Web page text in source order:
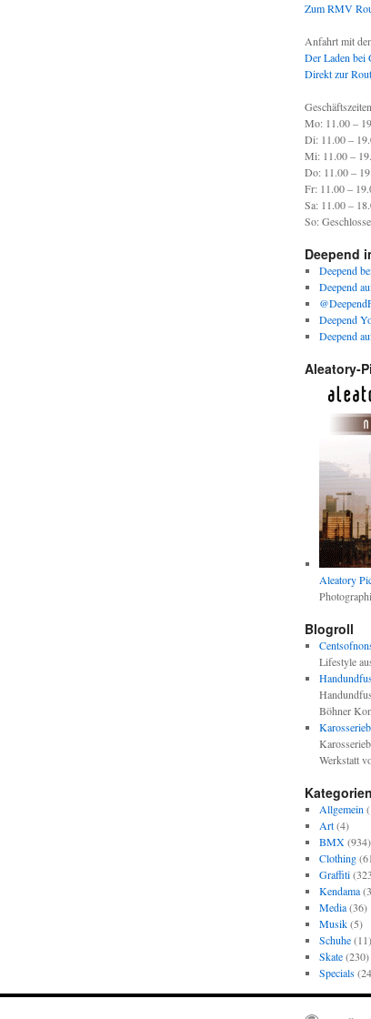
Zum RMV
Anfahrt mit
Der Laden bei
Direkt zur
Mo: 11.00 –
Di: 11.00 –
Mi: 11.00 –
Do: 11.00 –
Fr: 11.00 –
Sa: 11.00 –
So:
Deepend
Deepend
Deepend
Deepend
Deepend
Aleatory-
Aleatory
Blogroll
Lifestyle
Böhner
Werkstatt
Kategorien
Allgemein
Art(4)
BMX(934)
Clothing
Graffiti
Kendama
Media(36)
Musik(5)
Schuhe(11)
Skate(230)
Specials